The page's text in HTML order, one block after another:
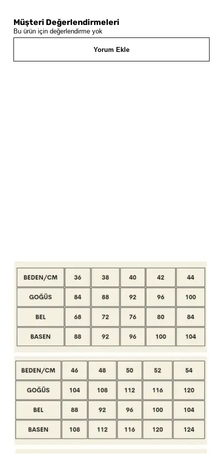
Müşteri Değerlendirmeleri
Bu ürün için değerlendirme yok
Yorum Ekle